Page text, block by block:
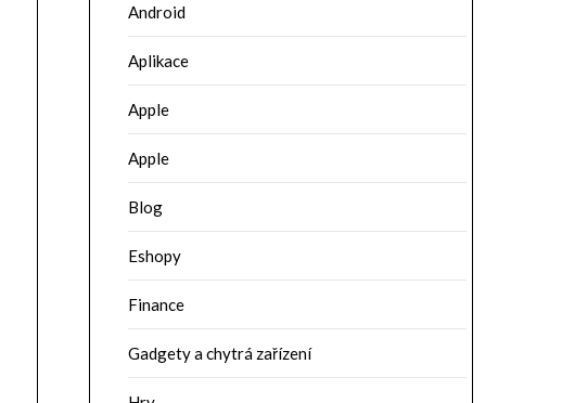
Android
Aplikace
Apple
Apple
Blog
Eshopy
Finance
Gadgety a chytrá zařízení